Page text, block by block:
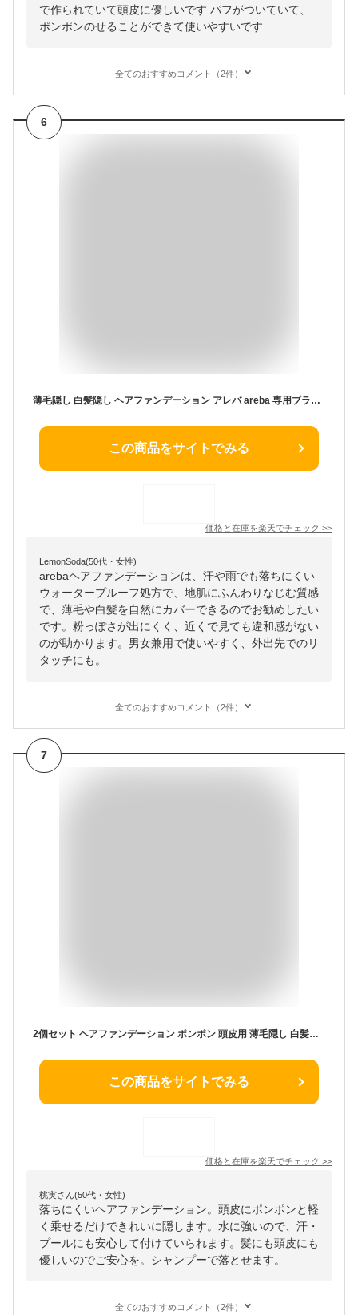
で作られていて頭皮に優しいです パフがついていて、
ポンポンのせることができて使いやすいです
全てのおすすめコメント（2件）
6
薄毛隠し 白髪隠し ヘアファンデーション アレバ areba 専用ブラシセット 男女兼用【ウォータープルーフ】女性 男性 抜け毛カバー 薄毛カバー ボリュームアップ 隠し 抜け毛 リタッチ白髪 白髪染め 白髪染 ヘアラインメーク ヘアカラー 部分染め パウダー ボリューム 母の日
この商品をサイトでみる
価格と在庫を楽天でチェック >>
LemonSoda(50代・女性)
arebaヘアファンデーションは、汗や雨でも落ちにくい
ウォータープルーフ処方で、地肌にふんわりなじむ質感
で、薄毛や白髪を自然にカバーできるのでお勧めしたい
です。粉っぽさが出にくく、近くで見ても違和感がない
のが助かります。男女兼用で使いやすく、外出先でのリ
タッチにも。
全てのおすすめコメント（2件）
7
2個セット ヘアファンデーション ポンポン 頭皮用 薄毛隠し 白髪隠し ヘアラインパウダー ファンデーション 生え際 防汗 防水 落ちにくい ボリュームアップ ヘアケア ヘアカバー 男女兼用 使用簡単 送料無料
この商品をサイトでみる
価格と在庫を楽天でチェック >>
桃実さん(50代・女性)
落ちにくいヘアファンデーション。頭皮にポンポンと軽
く乗せるだけできれいに隠します。水に強いので、汗・
プールにも安心して付けていられます。髪にも頭皮にも
優しいのでご安心を。シャンプーで落とせます。
全てのおすすめコメント（2件）